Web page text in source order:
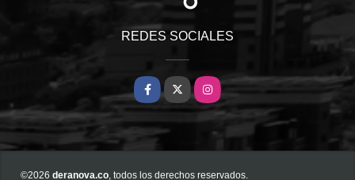
REDES SOCIALES
Facebook
X Instagram
©2026 deranova.co , todos los derechos reservados.